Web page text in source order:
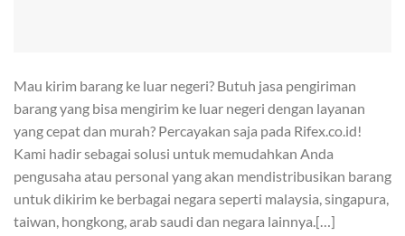
Mau kirim barang ke luar negeri? Butuh jasa pengiriman
barang yang bisa mengirim ke luar negeri dengan layanan
yang cepat dan murah? Percayakan saja pada Rifex.co.id!
Kami hadir sebagai solusi untuk memudahkan Anda
pengusaha atau personal yang akan mendistribusikan barang
untuk dikirim ke berbagai negara seperti malaysia, singapura,
taiwan, hongkong, arab saudi dan negara lainnya.[…]